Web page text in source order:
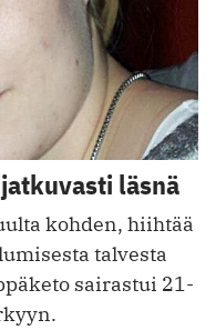
läsnä
kohden, hiihtää
talvesta
sairastui 21-